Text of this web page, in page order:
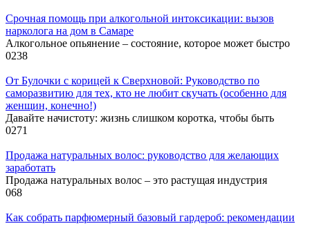
Срочная помощь при алкогольной интоксикации: вызов
нарколога на дом в Самаре
Алкогольное опьянение – состояние, которое может быстро
0238
От Булочки с корицей к Сверхновой: Руководство по
саморазвитию для тех, кто не любит скучать (особенно для
женщин, конечно!)
Давайте начистоту: жизнь слишком коротка, чтобы быть
0271
Продажа натуральных волос: руководство для желающих
заработать
Продажа натуральных волос – это растущая индустрия
068
Как собрать парфюмерный базовый гардероб: рекомендации